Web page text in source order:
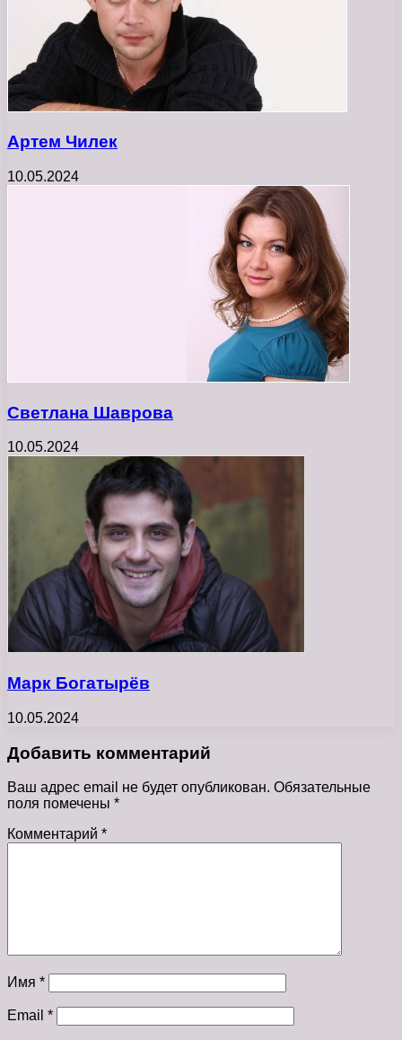
Артем Чилек
10.05.2024
Светлана Шаврова
10.05.2024
Марк Богатырёв
10.05.2024
Добавить комментарий
Ваш адрес email не будет опубликован. Обязательные
поля помечены *
Комментарий *
Имя *
Email *